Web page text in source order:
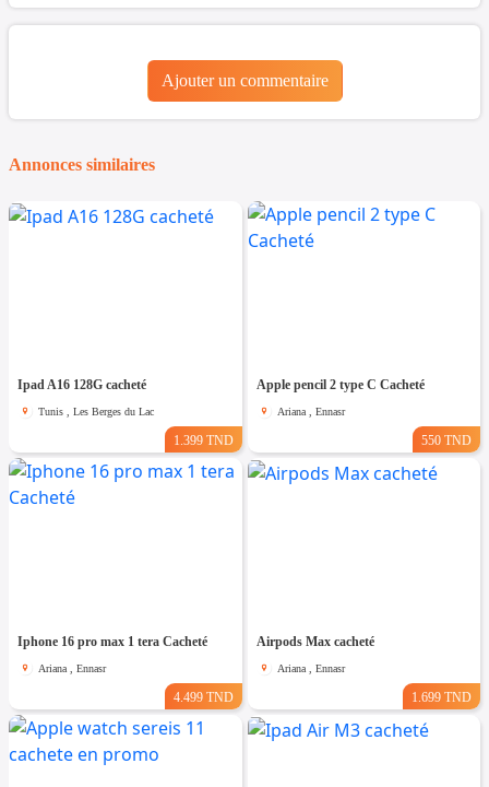
Ajouter un commentaire
Annonces similaires
Ipad A16 128G cacheté
Tunis , Les Berges du Lac
1.399 TND
Apple pencil 2 type C Cacheté
Ariana , Ennasr
550 TND
Iphone 16 pro max 1 tera Cacheté
Ariana , Ennasr
4.499 TND
Airpods Max cacheté
Ariana , Ennasr
1.699 TND